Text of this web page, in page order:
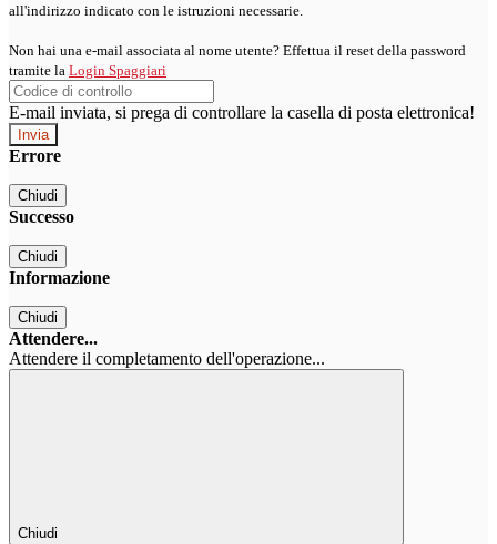
all'indirizzo indicato con le istruzioni necessarie.
Non hai una e-mail associata al nome utente? Effettua il reset della password
tramite la Login Spaggiari
E-mail inviata, si prega di controllare la casella di posta elettronica!
Errore
Chiudi
Successo
Chiudi
Informazione
Chiudi
Attendere...
Attendere il completamento dell'operazione...
Chiudi